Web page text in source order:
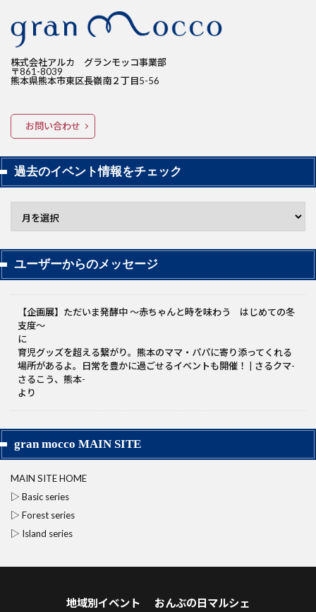
株式会社アルカ グランモッコ事業部
〒861-8039
熊本県熊本市東区長嶺南２丁目5-56
お問い合わせ
過去のイベント情報をチェック
ユーザーからのメッセージ
【企画展】ただいま発酵中 〜赤ちゃんと時を味わう はじめての冬
支度～
に
育児グッズを超える繋がり。熊本のママ・パパに寄り添ってくれる
場所があるよ。日常を豊かに過ごせるイベントも開催！ | さるクマ-
さるこう、熊本-
より
gran mocco MAIN SITE
MAIN SITE HOME
▷ Basic series
▷ Forest series
▷ Island series
地域別イベント おんぶの日マルシェ